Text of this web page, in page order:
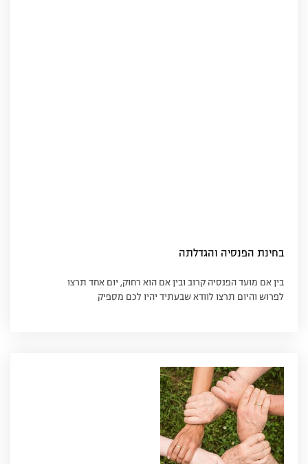
בחינת הפנסיה והגדלתה
בין אם מועד הפנסיה קרוב ובין אם הוא רחוק, יום אחד תרצו
לפרוש והיום תרצו לוודא שבעתיד יהיו לכם מספיק